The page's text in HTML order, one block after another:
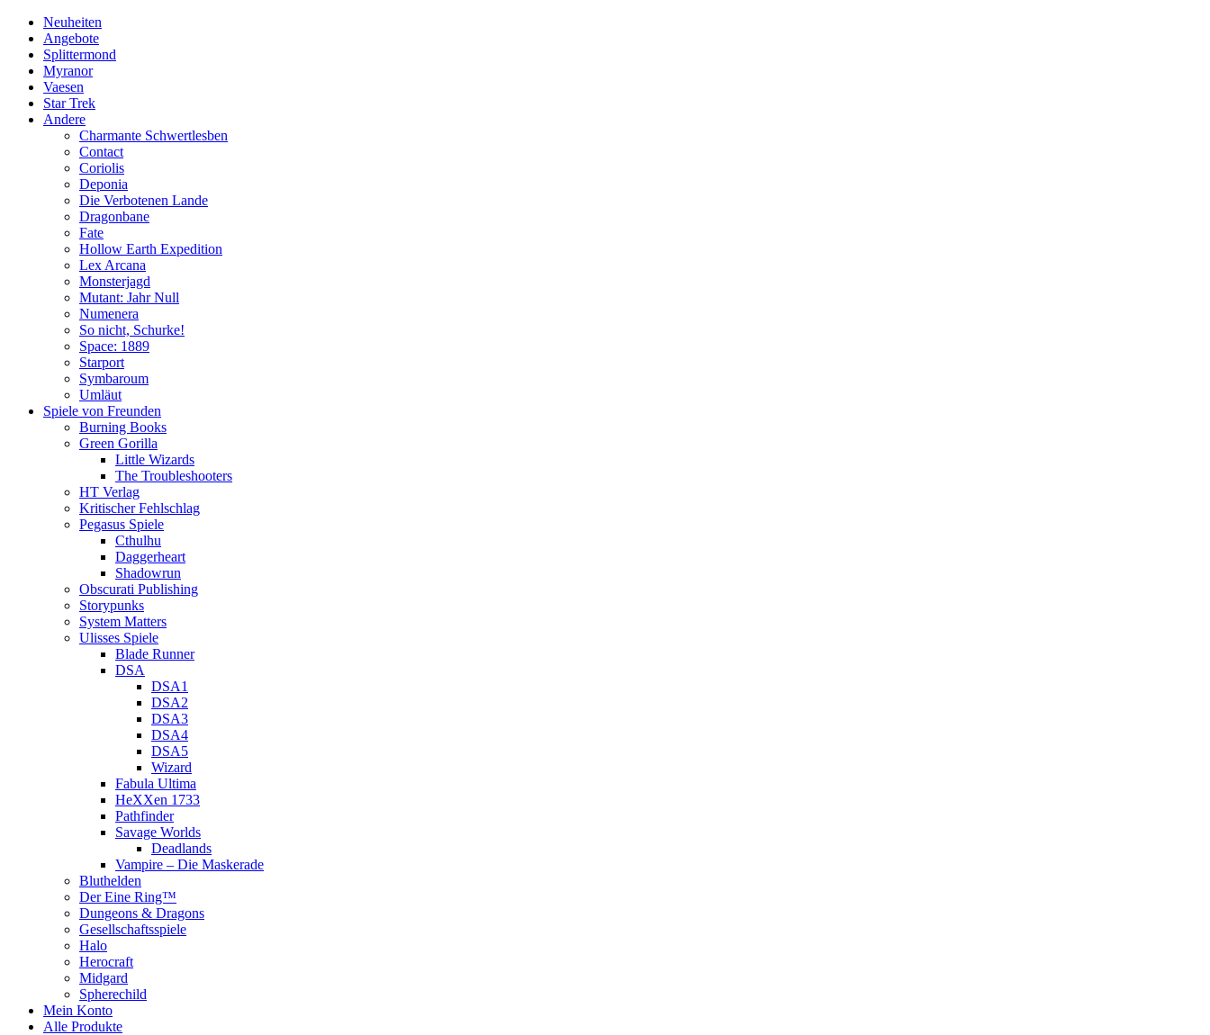
Neuheiten
Angebote
Splittermond
Myranor
Vaesen
Star Trek
Andere
Charmante Schwertlesben
Contact
Coriolis
Deponia
Die Verbotenen Lande
Dragonbane
Fate
Hollow Earth Expedition
Lex Arcana
Monsterjagd
Mutant: Jahr Null
Numenera
So nicht, Schurke!
Space: 1889
Starport
Symbaroum
Umläut
Spiele von Freunden
Burning Books
Green Gorilla
Little Wizards
The Troubleshooters
HT Verlag
Kritischer Fehlschlag
Pegasus Spiele
Cthulhu
Daggerheart
Shadowrun
Obscurati Publishing
Storypunks
System Matters
Ulisses Spiele
Blade Runner
DSA
DSA1
DSA2
DSA3
DSA4
DSA5
Wizard
Fabula Ultima
HeXXen 1733
Pathfinder
Savage Worlds
Deadlands
Vampire – Die Maskerade
Bluthelden
Der Eine Ring™
Dungeons & Dragons
Gesellschaftsspiele
Halo
Herocraft
Midgard
Spherechild
Mein Konto
Alle Produkte